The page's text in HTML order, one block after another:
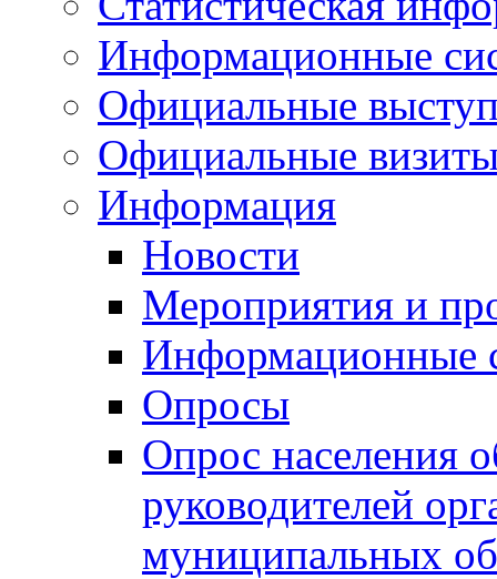
Информационные
Официальные
Официальные
Информация
Новости
Мероприятия и
Информационные
Опросы
Опрос населения
руководителей
муниципальных